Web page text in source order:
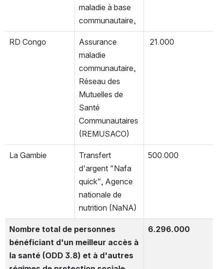
maladie à base
communautaire,
RD Congo
Assurance
maladie
communautaire,
Réseau des
Mutuelles de
Santé
Communautaires
(REMUSACO)
21.000
La Gambie
Transfert
d'argent "Nafa
quick", Agence
nationale de
nutrition (NaNA)
500.000
Nombre total de personnes
bénéficiant d'un meilleur accès à
la santé (ODD 3.8) et à d'autres
6.296.000